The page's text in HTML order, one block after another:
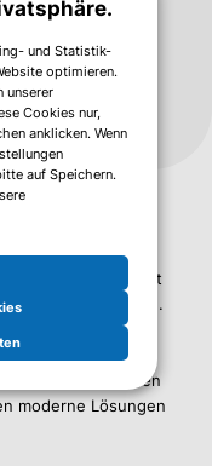
Stabilität
IT-Lösungen.
gestalten
und
Bereichen, erstellen
moderne Lösungen
und Statistik-
optimieren.
unserer
Cookies nur,
anklicken. Wenn
auf Speichern.